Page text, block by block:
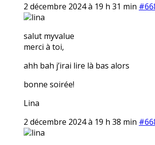
2 décembre 2024 à 19 h 31 min
lina
salut myvalue
merci à toi,
ahh bah j’irai lire là bas alors
bonne soirée!
Lina
2 décembre 2024 à 19 h 38 min
lina